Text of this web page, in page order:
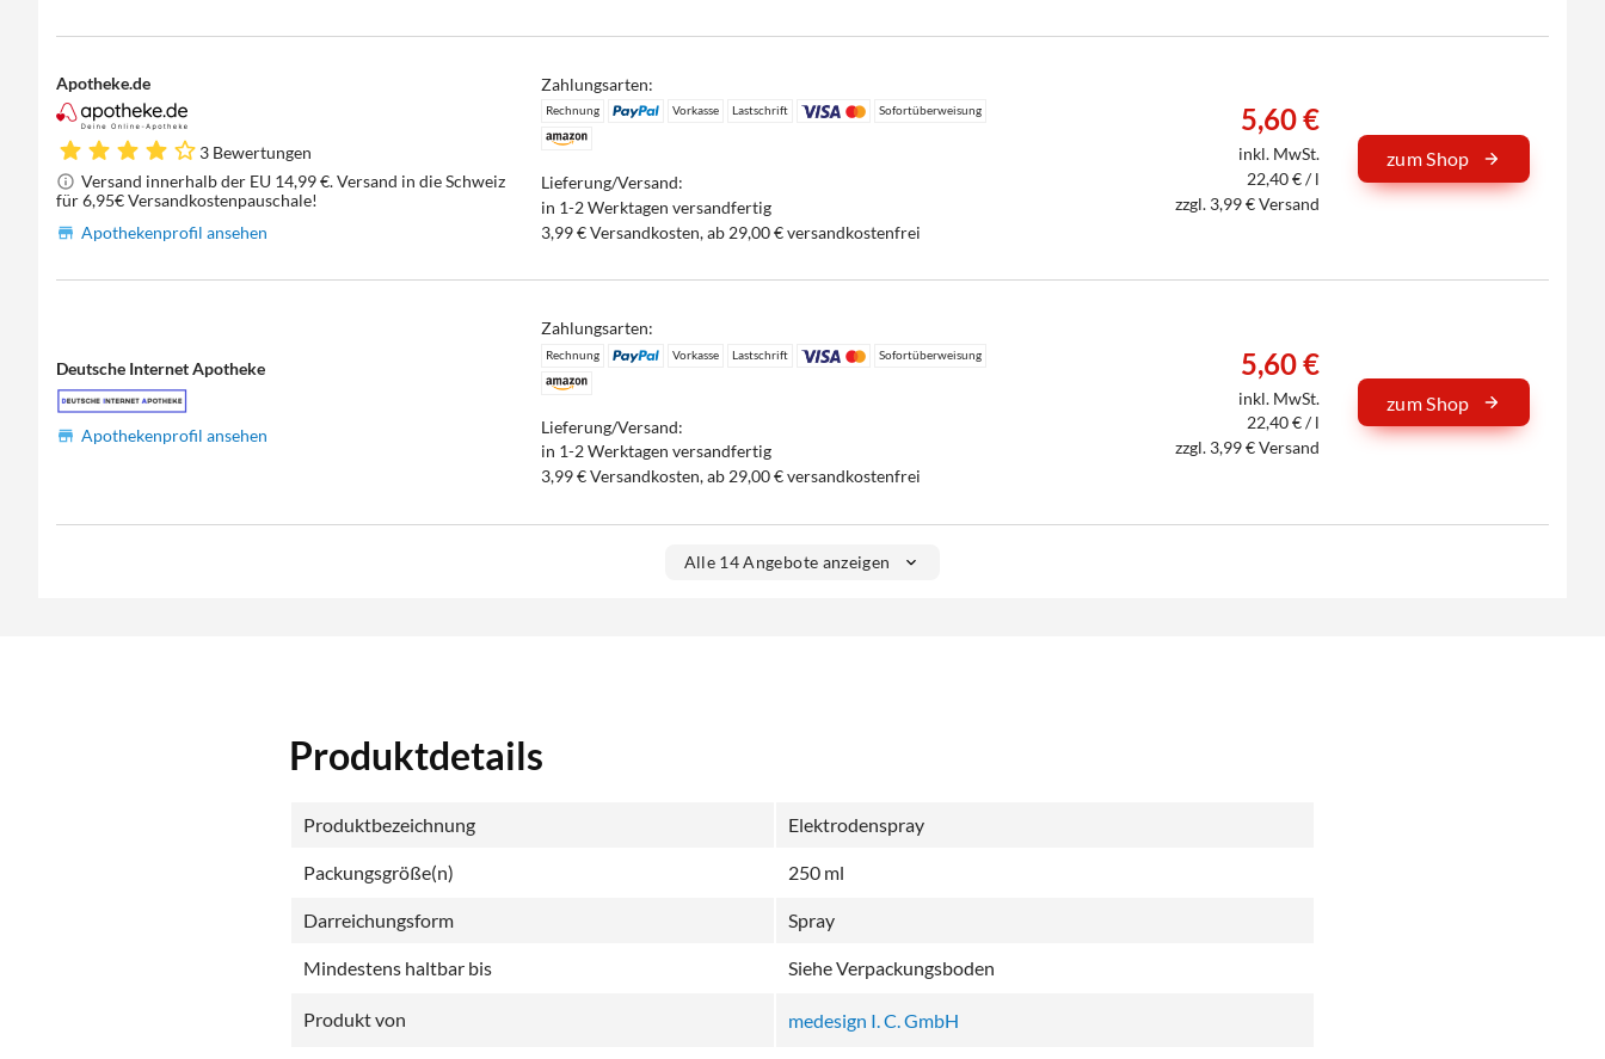
Apotheke.de
3 Bewertungen
Versand innerhalb der EU 14,99 €. Versand in die Schweiz
für 6,95€ Versandkostenpauschale!
Apothekenprofil ansehen
Zahlungsarten:
Rechnung Vorkasse Lastschrift Sofortüberweisung
Lieferung/Versand:
in 1-2 Werktagen versandfertig
3,99 € Versandkosten, ab 29,00 € versandkostenfrei
5,60 €
inkl. MwSt.
22,40 € / l
zzgl. 3,99 € Versand
zum Shop
Deutsche Internet Apotheke
Apothekenprofil ansehen
Zahlungsarten:
Rechnung Vorkasse Lastschrift Sofortüberweisung
Lieferung/Versand:
in 1-2 Werktagen versandfertig
3,99 € Versandkosten, ab 29,00 € versandkostenfrei
5,60 €
inkl. MwSt.
22,40 € / l
zzgl. 3,99 € Versand
zum Shop
Alle 14 Angebote anzeigen
Produktdetails
Produktbezeichnung Elektrodenspray
Packungsgröße(n) 250 ml
Darreichungsform Spray
Mindestens haltbar bis Siehe Verpackungsboden
Produkt von medesign I. C. GmbH